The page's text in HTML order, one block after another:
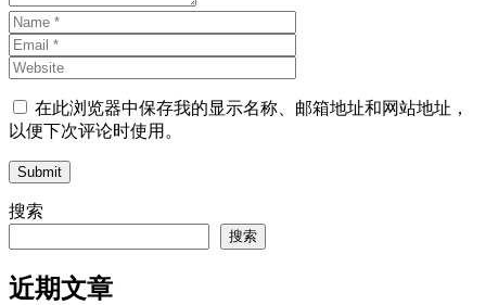
在此浏览器中保存我的显示名称、邮箱地址和网站地址，
以便下次评论时使用。
Submit
搜索
搜索
近期文章